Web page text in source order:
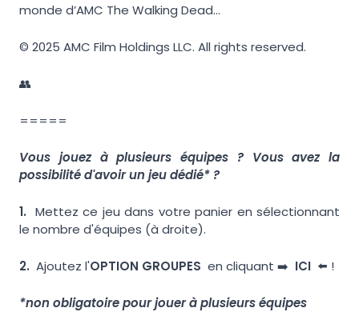
monde d’AMC The Walking Dead...
© 2025 AMC Film Holdings LLC. All rights reserved.
👥
=====
Vous jouez à plusieurs équipes ? Vous avez la
possibilité d'avoir un jeu dédié* ?
1. Mettez ce jeu dans votre panier en sélectionnant
le nombre d'équipes (à droite).
2. Ajoutez l'OPTION GROUPES en cliquant ➡️ ICI ⬅️ !
*non obligatoire pour jouer à plusieurs équipes